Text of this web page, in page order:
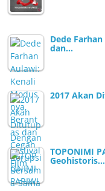
Dede
dan…
2017 Akan
TOPONIMI
Geohistoris…